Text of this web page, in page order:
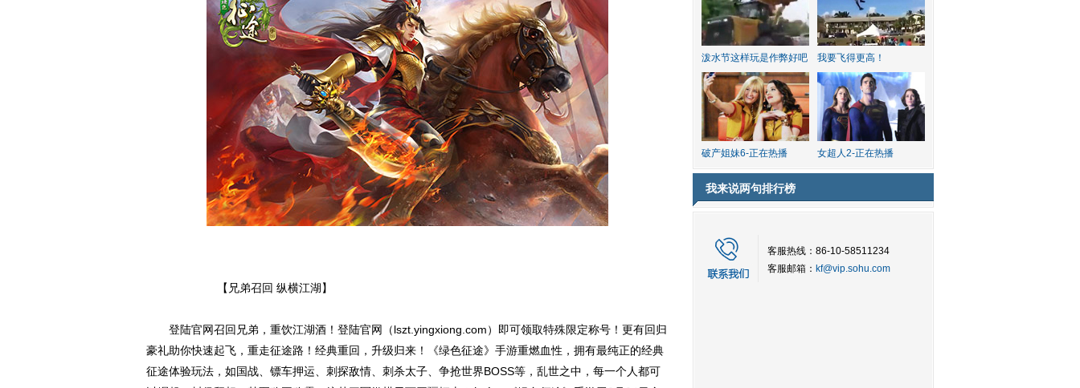
【兄弟召回 纵横江湖】
登陆官网召回兄弟，重饮江湖酒！登陆官网（lszt.yingxiong.com）即可领取特殊限定称号！更有回归
豪礼助你快速起飞，重走征途路！经典重回，升级归来！《绿色征途》手游重燃血性，拥有最纯正的经典
征途体验玩法，如国战、镖车押运、刺探敌情、刺杀太子、争抢世界BOSS等，乱世之中，每一个人都可
泼水节这样玩是作弊好吧 我要飞得更高！
破产姐妹6-正在热播 女超人2-正在热播
我来说两句排行榜
客服热线：86-10-58511234
客服邮箱： kf@vip.sohu.com